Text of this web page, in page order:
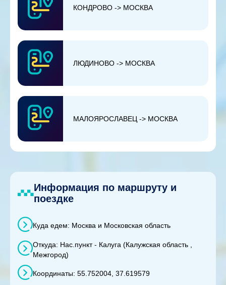
КОНДРОВО -> МОСКВА
ЛЮДИНОВО -> МОСКВА
МАЛОЯРОСЛАВЕЦ -> МОСКВА
Информация по маршруту и
поездке
Куда едем: Москва и Московская область
Откуда: Нас.пункт - Калуга (Калужская область ,
Межгород)
Координаты: 55.752004, 37.619579